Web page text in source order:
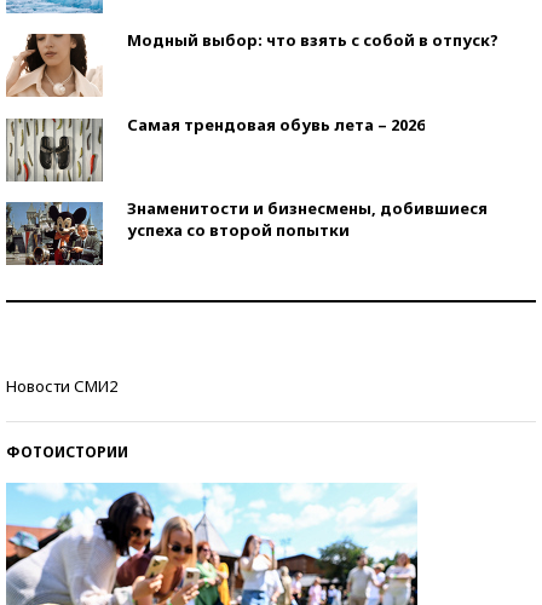
Модный выбор: что взять с собой в отпуск?
Самая трендовая обувь лета – 2026
Знаменитости и бизнесмены, добившиеся
успеха со второй попытки
Новости СМИ2
ФОТОИСТОРИИ